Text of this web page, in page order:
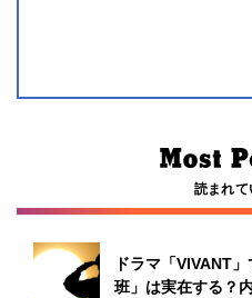
読まれ
ドラマ「VIVANT
班」は実在する？